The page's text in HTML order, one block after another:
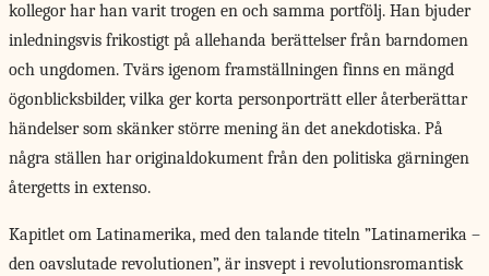
kollegor har han varit trogen en och samma portfölj. Han bjuder
inledningsvis frikostigt på allehanda berättelser från barndomen
och ungdomen. Tvärs igenom framställningen finns en mängd
ögonblicksbilder, vilka ger korta personporträtt eller återberättar
händelser som skänker större mening än det anekdotiska. På
några ställen har originaldokument från den politiska gärningen
återgetts in extenso.
Kapitlet om Latinamerika, med den talande titeln ”Latinamerika –
den oavslutade revolutionen”, är insvept i revolutionsromantisk